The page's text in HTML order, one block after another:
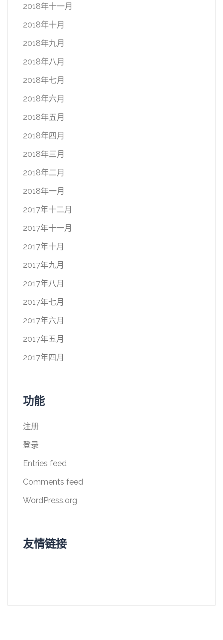
2018年十一月
2018年十月
2018年九月
2018年八月
2018年七月
2018年六月
2018年五月
2018年四月
2018年三月
2018年二月
2018年一月
2017年十二月
2017年十一月
2017年十月
2017年九月
2017年八月
2017年七月
2017年六月
2017年五月
2017年四月
功能
注册
登录
Entries feed
Comments feed
WordPress.org
友情链接